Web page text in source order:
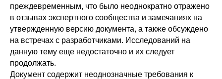
преждевременным, что было неоднократно отражено
в отзывах экспертного сообщества и замечаниях на
утвержденную версию документа, а также обсуждено
на встречах с разработчиками. Исследований на
данную тему еще недостаточно и их следует
продолжать.
Документ содержит неоднозначные требования к